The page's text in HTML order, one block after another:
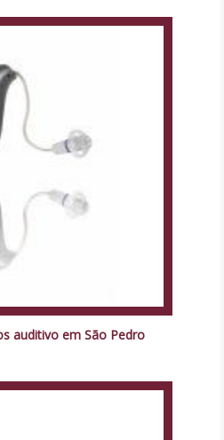
auditivo em São Pedro